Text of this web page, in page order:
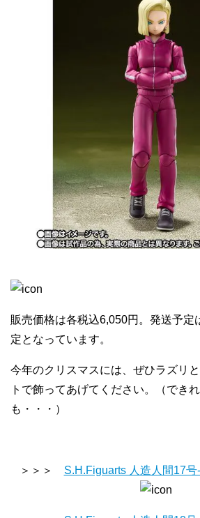
販売価格は各税込6,050円。発送予定
定となっています。
今年のクリスマスには、ぜひラズリ
トで飾ってあげてください。（でき
も・・・）
＞＞＞ S.H.Figuarts 人造人間17